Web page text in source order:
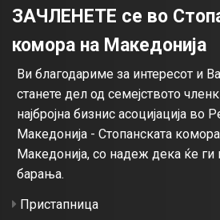
ЗАЧЛЕНЕТЕ се во
комора на Македонија
Ви благодариме за интересот и
станете дел од семејството
најбројна бизнис асоцијација во
Македонија - Стопанската
Македонија, со надеж дека ќе
барања.
Пристапница